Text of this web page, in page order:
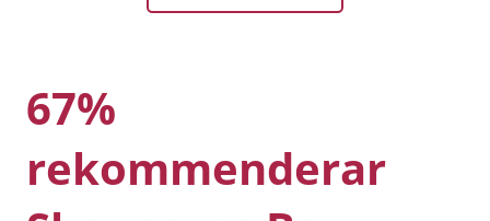
67%
rekommenderar